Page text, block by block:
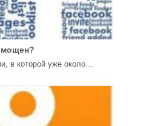
в которой уже около…